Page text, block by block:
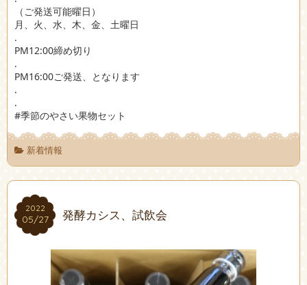
（ご発送可能曜日）
月、火、水、木、金、土曜日
.
PM12:00締め切り
.
PM16:00ご発送、となります
.
.
#季節のやさい果物セット
新着情報
2022
05/27
2022
05/27 発酵カシス、試飲会